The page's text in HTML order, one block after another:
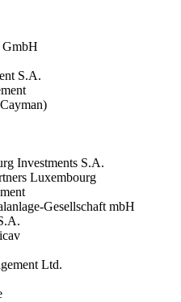
GmbH
S.A.
Investments S.A.
Luxembourg
Gesellschaft mbH
Ltd.